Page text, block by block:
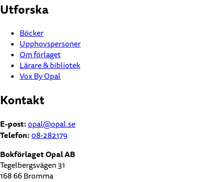
Utforska
Böcker
Upphovspersoner
Om förlaget
Lärare & bibliotek
Vox By Opal
Kontakt
E-post:opal@opal.se
Telefon:08-282179
Bokförlaget Opal AB
Tegelbergsvägen 31
168 66 Bromma